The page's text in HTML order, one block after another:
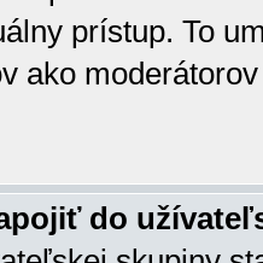
prístup. To
ako
do